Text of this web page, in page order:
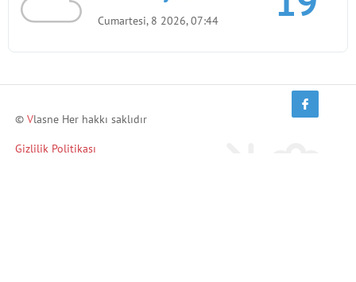
Cumartesi, 8 2026, 07:44
© Vlasne Her hakkı saklıdır
Gizlilik Politikası